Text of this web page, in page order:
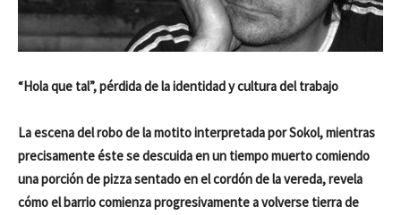
“Hola que tal”, pérdida de la identidad y cultura del trabajo
La escena del robo de la motito interpretada por Sokol, mientras
precisamente éste se descuida en un tiempo muerto comiendo
una porción de pizza sentado en el cordón de la vereda, revela
cómo el barrio comienza progresivamente a volverse tierra de